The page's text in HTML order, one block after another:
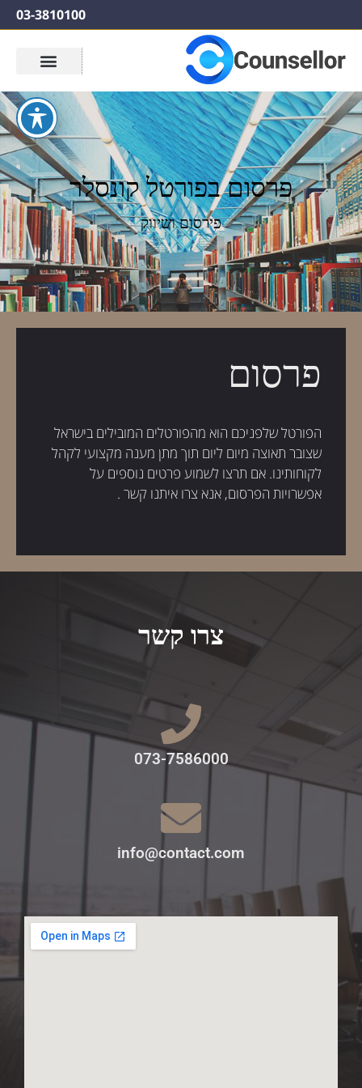
03-3810100
פרסום בפורטל קונסלר
פירסום ושיווק
פרסום
הפורטל שלפניכם הוא מהפורטלים המובילים בישראל
שצובר תאוצה מיום ליום תוך מתן מענה מקצועי לקהל
לקוחותינו. אם תרצו לשמוע פרטים נוספים על
אפשרויות הפרסום, אנא צרו איתנו קשר .
צרו קשר
073-7586000
info@contact.com